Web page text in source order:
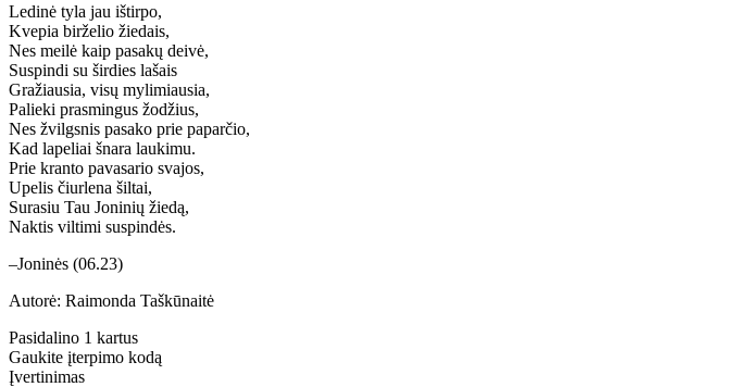
Ledinė tyla jau ištirpo,
Kvepia birželio žiedais,
Nes meilė kaip pasakų deivė,
Suspindi su širdies lašais
Gražiausia, visų mylimiausia,
Palieki prasmingus žodžius,
Nes žvilgsnis pasako prie paparčio,
Kad lapeliai šnara laukimu.
Prie kranto pavasario svajos,
Upelis čiurlena šiltai,
Surasiu Tau Joninių žiedą,
Naktis viltimi suspindės.
–Joninės (06.23)
Autorė: Raimonda Taškūnaitė
Pasidalino 1 kartus
Gaukite įterpimo kodą
Įvertinimas